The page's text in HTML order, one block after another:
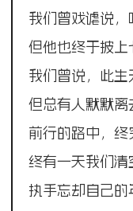
我们曾戏谑说，
但他也终于披上
我们曾说，此生
但总有人默默离
前行的路中，终
终有一天我们清
执手忘却自己的